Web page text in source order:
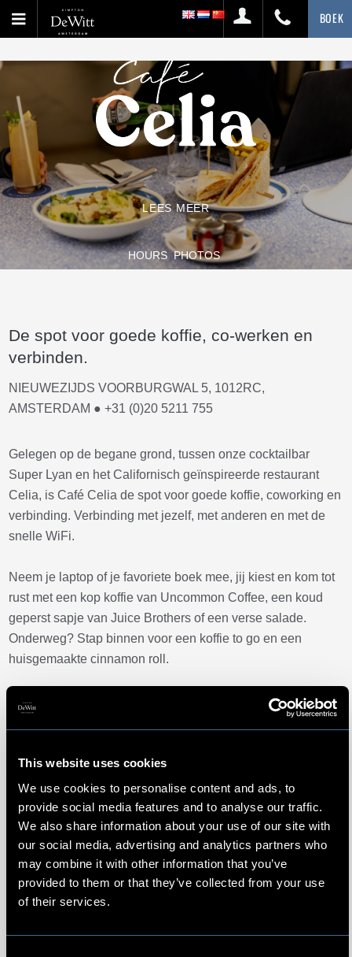
This website uses cookies
We use cookies to personalise content and ads, to
provide social media features and to analyse our traffic.
We also share information about your use of our site with
our social media, advertising and analytics partners who
may combine it with other information that you’ve
provided to them or that they’ve collected from your use
of their services.
BOEK
HOURS PHOTOS
LEES MEER
De spot voor goede koffie, co-werken en
verbinden.
NIEUWEZIJDS VOORBURGWAL 5, 1012RC,
AMSTERDAM ● +31 (0)20 5211 755
Gelegen op de begane grond, tussen onze cocktailbar
Super Lyan en het Californisch geïnspireerde restaurant
Celia, is Café Celia de spot voor goede koffie, coworking en
verbinding. Verbinding met jezelf, met anderen en met de
snelle WiFi.
Neem je laptop of je favoriete boek mee, jij kiest en kom tot
rust met een kop koffie van Uncommon Coffee, een koud
geperst sapje van Juice Brothers of een verse salade.
Onderweg? Stap binnen voor een koffie to go en een
huisgemaakte cinnamon roll.
Van lattes tot lunches, hier vind je de locals en
medereizigers die even bijkomen van de drukte in de
Meer informatie.
Openingstijden
Dagelijks 9.00 – 16.00